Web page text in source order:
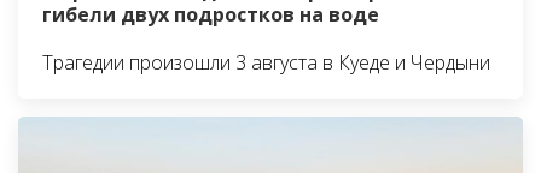
гибели двух подростков на воде
Трагедии произошли 3 августа в Куеде и Чердыни